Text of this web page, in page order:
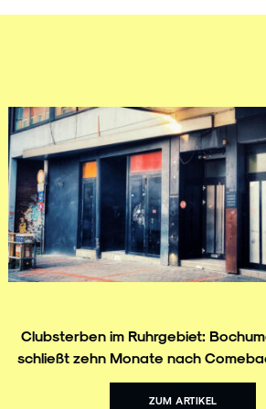
Clubsterben im Ruhrgebiet:
schließt zehn Monate nach
ZUM ARTIKEL